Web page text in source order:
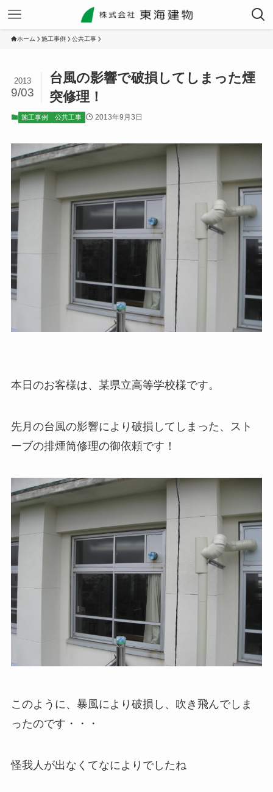
ホーム 施工事例 公共工事
台風の影響で破損してしまった煙
突修理！
2013
9/03
施工事例 公共工事 2013年9月3日
本日のお客様は、某県立高等学校様です。
先月の台風の影響により破損してしまった、スト
ーブの排煙筒修理の御依頼です！
このように、暴風により破損し、吹き飛んでしま
ったのです・・・
怪我人が出なくてなによりでしたね